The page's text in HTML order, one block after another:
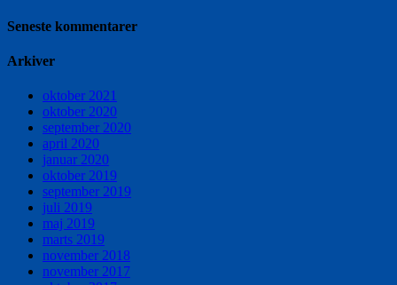
Seneste kommentarer
Arkiver
oktober 2021
oktober 2020
september 2020
april 2020
januar 2020
oktober 2019
september 2019
juli 2019
maj 2019
marts 2019
november 2018
november 2017